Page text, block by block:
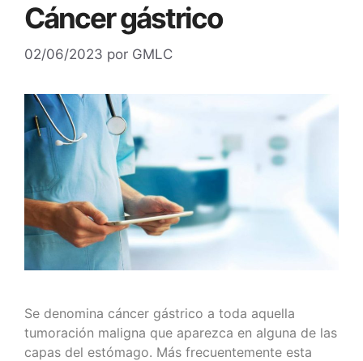
Cáncer gástrico
02/06/2023 por GMLC
Se denomina cáncer gástrico a toda aquella
tumoración maligna que aparezca en alguna de las
capas del estómago. Más frecuentemente esta